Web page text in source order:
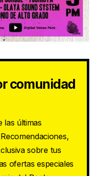
comunidad
las últimas
sobre tus
ofertas especiales